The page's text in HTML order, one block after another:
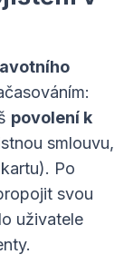
povolení k
smlouvu,
Po
svou
uživatele